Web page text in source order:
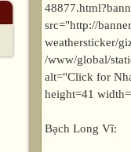
src="http://
weathersticker/
/www/global/
alt="Click for
height=41
Bạch Long Vĩ: